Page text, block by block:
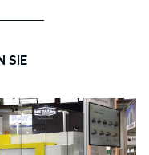
SIE